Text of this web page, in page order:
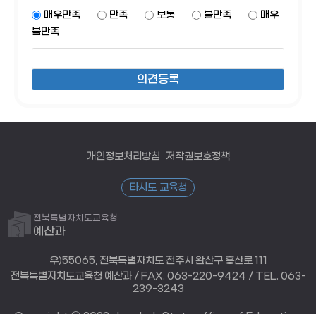
매우만족 만족 보통 불만족
매우
불만족
개인정보처리방침 저작권보호정책
타시도 교육청
전북특별자치도교육청
예산과
우)55065, 전북특별자치도 전주시 완산구 홍산로 111
전북특별자치도교육청 예산과 / FAX. 063-220-9424 / TEL. 063-
239-3243